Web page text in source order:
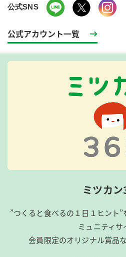
公式SNS
公式アカウント一覧
ミツカ
”つくると食べるの１日１ヒント
ミュニティサ
会員限定のオリジナル賞品